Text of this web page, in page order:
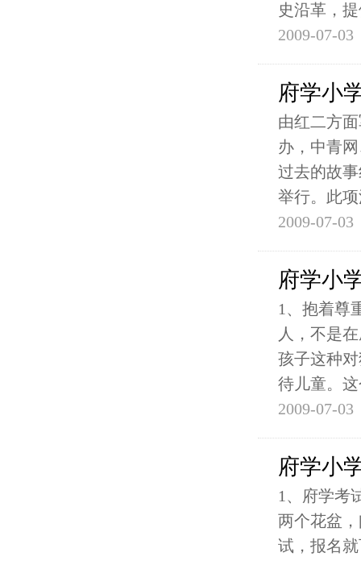
史沿革，
2009-07-03
府学小
由红二方
办，中青
过去的故
举行。此
2009-07-03
府学小
1、抱着尊
人，不是
孩子这种
待儿童。
2009-07-03
府学小
1、府学考
两个花盆
试，报名